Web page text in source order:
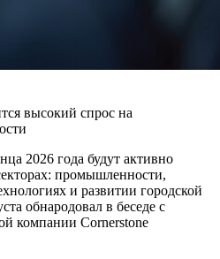
высокий спрос на
2026 года будут активно
промышленности,
и развитии городской
обнародовал в беседе с
компании Cornerstone